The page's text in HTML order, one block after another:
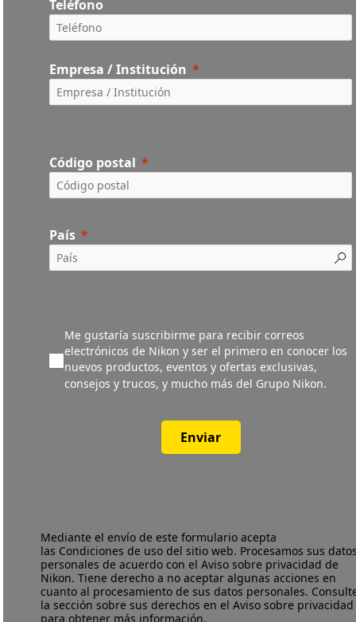
Teléfono
Empresa / Institución
Código postal
País
Me gustaría suscribirme para recibir correos
electrónicos de Nikon y ser el primero en conocer los
nuevos productos, eventos y ofertas exclusivas,
consejos y trucos, y mucho más del Grupo Nikon.
Enviar
Mediante el envío de este formulario acepta
las Condiciones de uso del sitio web. Procesamos sus
personales de acuerdo con elAviso sobre privacidad de
Nikon. Tiene derecho a no aceptar algunas acciones en
cuanto al procesamiento de sus datos personales.
la sección sobre sus derechos en el Aviso sobre privacidad
para obtener más información.